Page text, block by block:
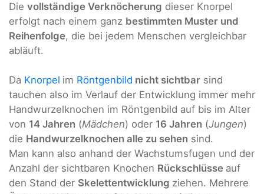
Die vollständige Verknöcherung dieser Knorpel
erfolgt nach einem ganz bestimmten Muster und
Reihenfolge, die bei jedem Menschen vergleichbar
abläuft.
Da Knorpel im Röntgenbild nicht sichtbar sind
tauchen also im Verlauf der Entwicklung immer mehr
Handwurzelknochen im Röntgenbild auf bis im Alter
von 14 Jahren (Mädchen) oder 16 Jahren (Jungen)
die Handwurzelknochen alle zu sehen sind.
Man kann also anhand der Wachstumsfugen und der
Anzahl der sichtbaren Knochen Rückschlüsse auf
den Stand der Skelettentwicklung ziehen. Mehrere